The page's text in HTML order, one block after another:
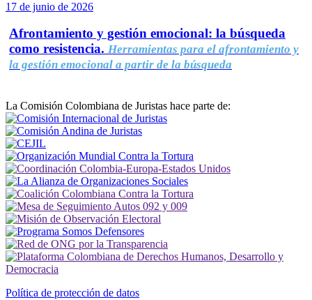
17 de junio de 2026
Afrontamiento y gestión emocional: la búsqueda
como resistencia. Herramientas para el afrontamiento y
la gestión emocional a partir de la búsqueda
La Comisión Colombiana de Juristas hace parte de:
Política de protección de datos